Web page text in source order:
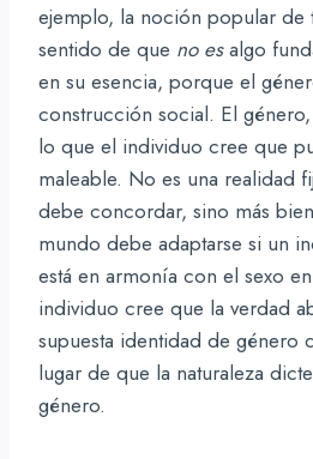
ejemplo, la noción popular de
sentido de que no esalgo
en su esencia, porque el
construcción social. El
lo que el individuo cree que
maleable. No es una realidad
debe concordar, sino más
mundo debe adaptarse si un
está en armonía con el sexo
individuo cree que la verdad
supuesta identidad de género
lugar de que la naturaleza
género.